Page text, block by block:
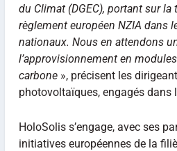
du Climat (DGEC), portant sur
règlement européen NZIA dans
nationaux. Nous en attendons
l’approvisionnement en
carbone», précisent les
photovoltaïques, engagés dans
HoloSolis s’engage, avec ses
initiatives européennes de la